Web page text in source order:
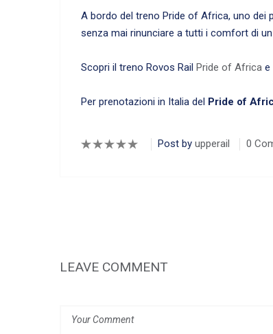
A bordo del treno Pride of Africa, uno dei
senza mai rinunciare a tutti i comfort di
Scopri il treno Rovos Rail Pride of Africa e
Per prenotazioni in Italia del Pride of
Post by upperail 0
LEAVE COMMENT